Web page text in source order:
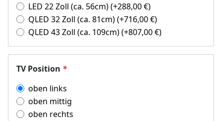
LED 22 Zoll (ca. 56cm)(+288,00€)
QLED 32 Zoll (ca. 81cm)(+716,00€)
QLED 43 Zoll (ca. 109cm)(+807,00€)
TV Position *
oben links
oben mittig
oben rechts